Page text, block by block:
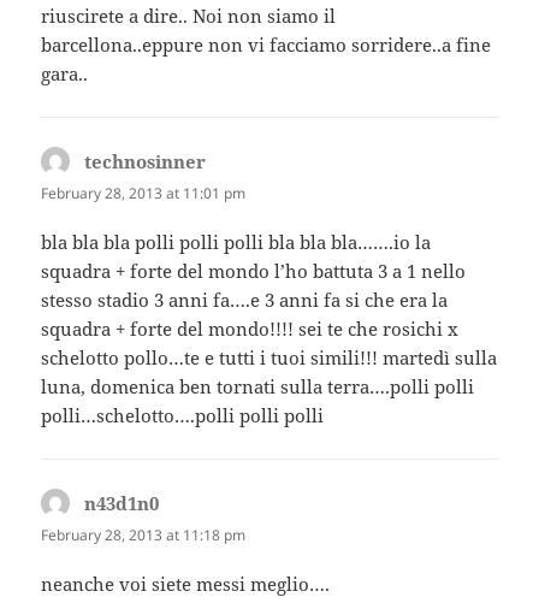
riuscirete a dire.. Noi non siamo il
barcellona..eppure non vi facciamo sorridere..a fine
gara..
technosinner
February 28, 2013 at 11:01 pm
bla bla bla polli polli polli bla bla bla…….io la
squadra + forte del mondo l’ho battuta 3 a 1 nello
stesso stadio 3 anni fa….e 3 anni fa si che era la
squadra + forte del mondo!!!! sei te che rosichi x
schelotto pollo…te e tutti i tuoi simili!!! martedì sulla
luna, domenica ben tornati sulla terra….polli polli
polli…schelotto….polli polli polli
n43d1n0
February 28, 2013 at 11:18 pm
neanche voi siete messi meglio….